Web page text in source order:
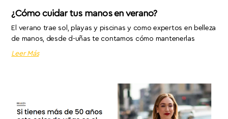
¿Cómo cuidar tus manos en verano?
El verano trae sol, playas y piscinas y como expertos en belleza
de manos, desde d-uñas te contamos cómo mantenerlas
Leer Más